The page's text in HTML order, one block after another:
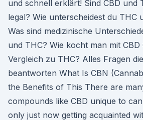
und schnell erklärt! Sind CBD und
legal? Wie unterscheidest du THC
Was sind medizinische
und THC? Wie kocht man mit CBD
Vergleich zu THC? Alles Fragen
beantworten What Is CBN
the Benefits of This There are
compounds like CBD unique to
only just now getting acquainted